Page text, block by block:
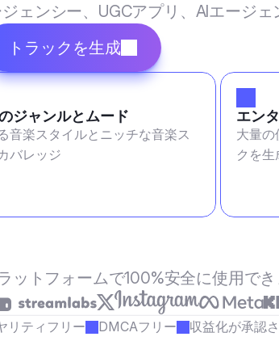
ェンシー、UGCアプリ、AIエージ
トラックを生成
ジャンルとムード
音楽スタイルとニッチな音楽ス
バレッジ
エン
大量の
クを生
ットフォームで100%安全に使用で
リティフリー DMCAフリー 収益化が承認